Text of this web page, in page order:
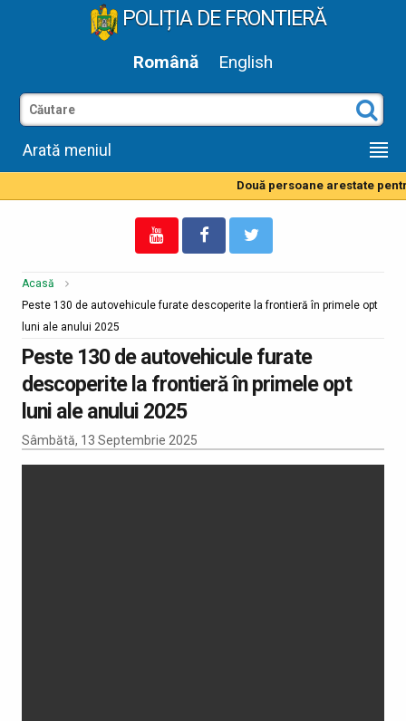
POLIȚIA DE FRONTIERĂ
Română English
Arată meniul
Două persoane arestate
Acasă
Peste 130 de autovehicule furate descoperite la frontieră în primele opt
luni ale anului 2025
Peste 130 de autovehicule furate
descoperite la frontieră în primele opt
luni ale anului 2025
Sâmbătă, 13 Septembrie 2025